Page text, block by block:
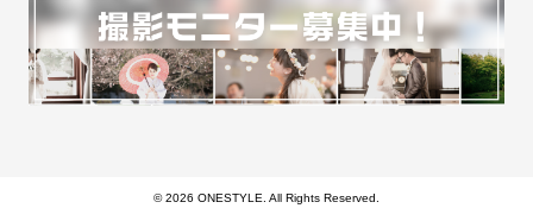
© 2026 ONESTYLE. All Rights Reserved.